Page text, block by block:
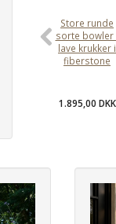
Store runde
sorte bowler
lave krukker i
fiberstone
1.895,00 DKK